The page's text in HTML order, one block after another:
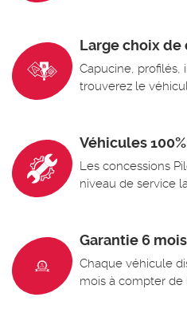
Large choix de
Capucine, profilés,
trouverez le
Véhicules
Les concessions
niveau de service
Garantie 6
Chaque véhicule
mois à compter de